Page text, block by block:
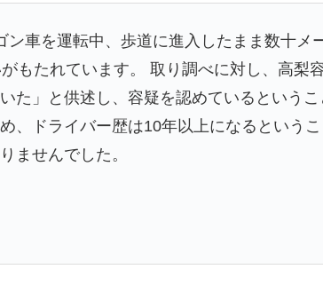
車を運転中、歩道に進入したまま数十メ
もたれています。 取り調べに対し、高梨
た」と供述し、容疑を認めているという
、ドライバー歴は10年以上になるという
ませんでした。